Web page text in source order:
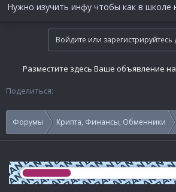
Нужно изучить инфу чтобы как в школе
Войдите или зарегистрируйтесь
Разместите здесь Ваше объявление
Поделиться:
Форумы Крипта, Финансы, Обменники